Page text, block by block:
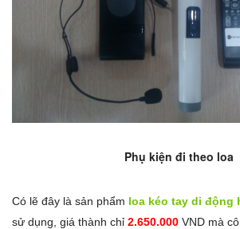
Phụ kiện đi theo loa
Có lẽ đây là sản phẩm loa kéo tay di động
sử dụng, giá thành chỉ 2.650.000 VND mà